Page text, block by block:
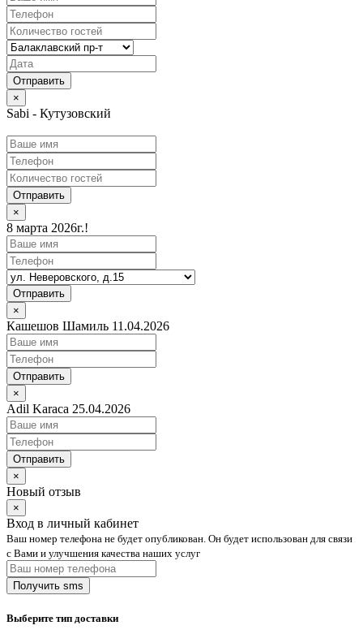
×
Sabi - Кутузовский
Отправить
×
8 марта 2026г.!
Отправить
×
Кашешов Шамиль 11.04.2026
Отправить
×
Adil Karaca 25.04.2026
Отправить
×
Новый отзыв
×
Вход в личный кабинет
Ваш номер телефона не будет опубликован. Он будет использован для связи
с Вами и улучшения качества наших услуг
Выберите тип доставки